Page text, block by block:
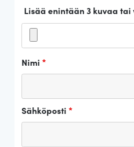
Lisää enintään 3 kuvaa
Nimi *
Sähköposti *